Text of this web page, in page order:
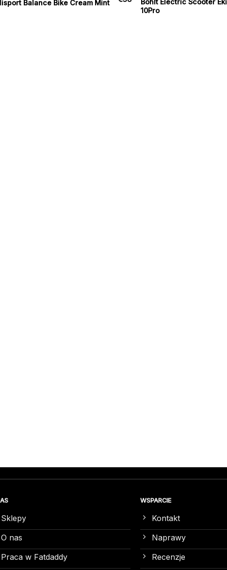
Balance Bike Cream Mint
Bohlt Electric Scooter
10Pro
Sklepy
O nas
Praca w Fatdaddy
WSPARCIE
Kontakt
Naprawy
Recenzje